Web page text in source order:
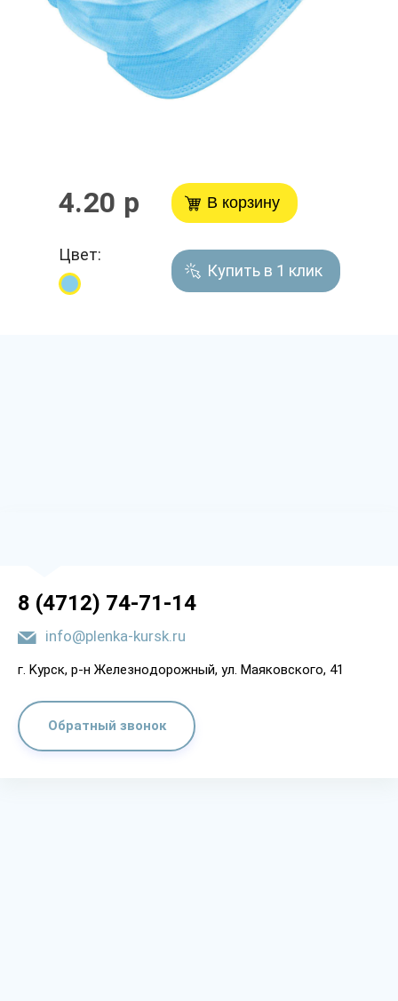
4.20 р
Цвет:
В корзину
Купить в 1 клик
8 (4712) 74-71-14
info@plenka-kursk.ru
г. Kypcк, p-н Жeлeзнoдopoжный, yл. Мaякoвcкoгo, 41
Обратный звонок